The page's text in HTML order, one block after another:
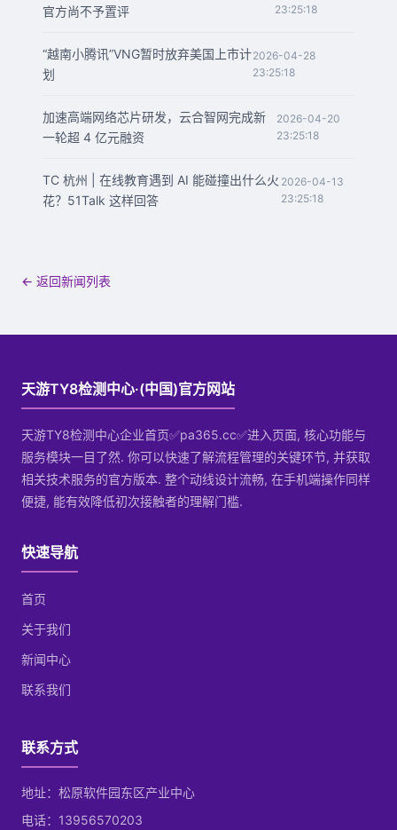
官方尚不予置评
23:25:18
“越南小腾讯”VNG暂时放弃美国上市计
划
2026-04-28
23:25:18
加速高端网络芯片研发，云合智网完成新
一轮超 4 亿元融资
2026-04-20
23:25:18
TC 杭州 | 在线教育遇到 AI 能碰撞出什么火
花？51Talk 这样回答
2026-04-13
23:25:18
← 返回新闻列表
天游TY8检测中心·(中国)官方网站
天游TY8检测中心企业首页✅pa365.cc✅进入页面, 核心功能与
服务模块一目了然. 你可以快速了解流程管理的关键环节, 并获取
相关技术服务的官方版本. 整个动线设计流畅, 在手机端操作同样
便捷, 能有效降低初次接触者的理解门槛.
快速导航
首页
关于我们
新闻中心
联系我们
联系方式
地址：松原软件园东区产业中心
电话：13956570203